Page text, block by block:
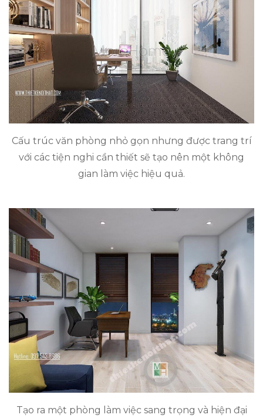
Cấu trúc văn phòng nhỏ gọn nhưng được trang trí
với các tiện nghi cần thiết sẽ tạo nên một không
gian làm việc hiệu quả.
Tạo ra một phòng làm việc sang trọng và hiện đại